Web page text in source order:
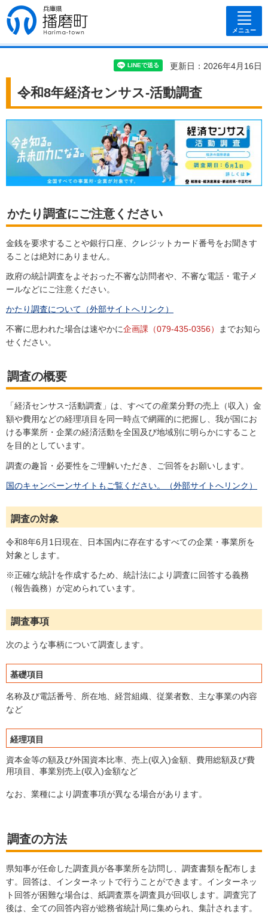
兵庫県 播磨
町
メニュー
更新日：2026年4月16日
令和8年経済センサス-活動調査
かたり調査にご注意ください
金銭を要求することや銀行口座、クレジットカード番号をお聞きす
ることは絶対にありません。
政府の統計調査をよそおった不審な訪問者や、不審な電話・電子メ
ールなどにご注意ください。
かたり調査について（外部サイトへリンク）
不審に思われた場合は速やかに企画課（079-435-0356）
までお知ら
せください。
調査の概要
「経済センサスｰ活動調査」は、すべての産業分野の売上（収入）金
額や費用などの経理項目を同一時点で網羅的に把握し、我が国にお
ける事業所・企業の経済活動を全国及び地域別に明らかにすること
を目的としています。
調査の趣旨・必要性をご理解いただき、ご回答をお願いします。
国のキャンペーンサイトもご覧ください。（外部サイトへリンク）
調査の対象
令和8年6月1日現在、日本国内に存在するすべての企業・事業所を
対象とします。
※正確な統計を作成するため、統計法により調査に回答する義務
（報告義務）が定められています。
調査事項
次のような事柄について調査します。
基礎項目
名称及び電話番号、所在地、経営組織、従業者数、主な事業の内容
など
経理項目
資本金等の額及び外国資本比率、売上(収入)金額、費用総額及び費
用項目、事業別売上(収入)金額など
なお、業種により調査事項が異なる場合があります。
調査の方法
県知事が任命した調査員が各事業所を訪問し、調査書類を配布しま
す。回答は、インターネットで行うことができます。インターネッ
ト回答が困難な場合は、紙調査票を調査員が回収します。調査完了
後は、全ての回答内容が総務省統計局に集められ、集計されます。